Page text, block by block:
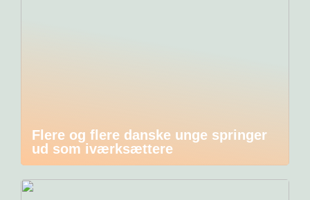
Flere og flere danske unge springer
ud som iværksættere